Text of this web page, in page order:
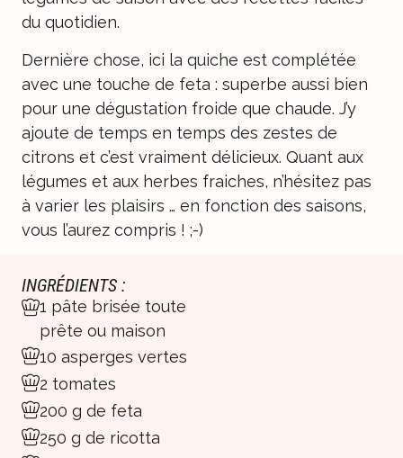
du quotidien.
Dernière chose, ici la quiche est complétée
avec une touche de feta : superbe aussi bien
pour une dégustation froide que chaude. J’y
ajoute de temps en temps des zestes de
citrons et c’est vraiment délicieux. Quant aux
légumes et aux herbes fraiches, n’hésitez pas
à varier les plaisirs … en fonction des saisons,
vous l’aurez compris ! ;-)
INGRÉDIENTS :
1 pâte brisée toute
prête ou maison
10 asperges vertes
2 tomates
200 g de feta
250 g de ricotta